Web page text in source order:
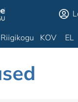
Riigikogu KOV EL